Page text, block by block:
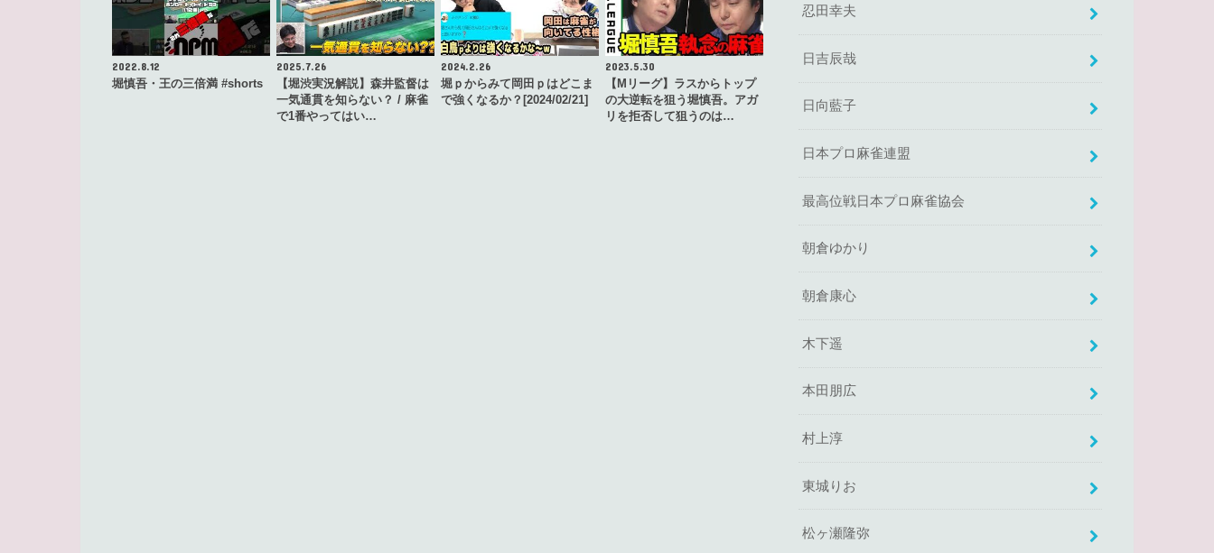
2022.8.12
堀慎吾・王の三倍満 #shorts
2025.7.26
【堀渋実況解説】森井監督は
一気通貫を知らない？ / 麻雀
で1番やってはい…
2024.2.26
堀ｐからみて岡田ｐはどこま
で強くなるか？[2024/02/21]
2023.5.30
【Mリーグ】ラスからトップ
の大逆転を狙う堀慎吾。アガ
リを拒否して狙うのは…
忍田幸夫
日吉辰哉
日向藍子
日本プロ麻雀連盟
最高位戦日本プロ麻雀協会
朝倉ゆかり
朝倉康心
木下遥
本田朋広
村上淳
東城りお
松ヶ瀬隆弥